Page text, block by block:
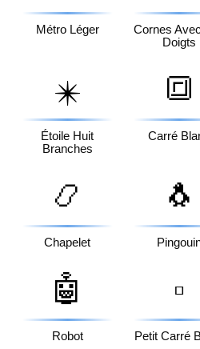
Métro Léger
Cornes
Doigts
✴️
Étoile Huit
Branches
🔳
Carré
📿
Chapelet
🐧
🤖
Robot
▫️
Petit Carré